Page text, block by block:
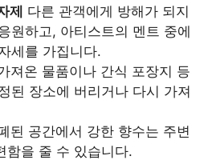
제 다른 관객에게 방해가 되지
원하고, 아티스트의 멘트 중에
세를 가집니다.
져온 물품이나 간식 포장지 등
된 장소에 버리거나 다시 가져
된 공간에서 강한 향수는 주변
함을 줄 수 있습니다.